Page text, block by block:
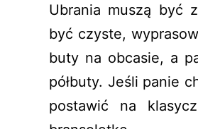
Ubrania muszą być
być czyste,
buty na obcasie, a
półbuty. Jeśli panie
postawić na